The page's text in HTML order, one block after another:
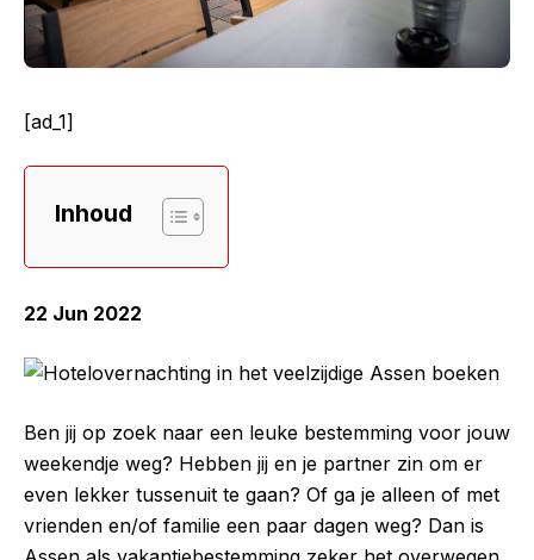
[ad_1]
Inhoud
22 Jun 2022
Ben jij op zoek naar een leuke bestemming voor jouw
weekendje weg? Hebben jij en je partner zin om er
even lekker tussenuit te gaan? Of ga je alleen of met
vrienden en/of familie een paar dagen weg? Dan is